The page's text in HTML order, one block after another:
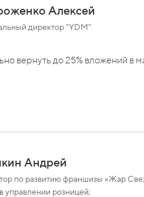
Алексей
директор "YDM"
вернуть до 25% вложений в
Андрей
по развитию франшизы «Жар
управлении розницей;